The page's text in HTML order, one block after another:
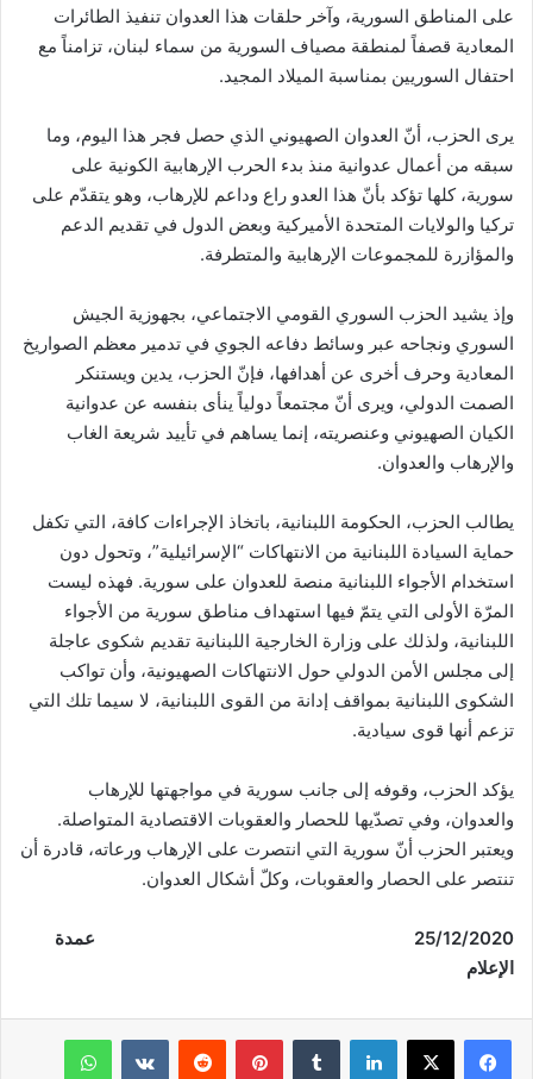
على المناطق السورية، وآخر حلقات هذا العدوان تنفيذ الطائرات
المعادية قصفاً لمنطقة مصياف السورية من سماء لبنان، تزامناً مع
احتفال السوريين بمناسبة الميلاد المجيد.
يرى الحزب، أنّ العدوان الصهيوني الذي حصل فجر هذا اليوم، وما
سبقه من أعمال عدوانية منذ بدء الحرب الإرهابية الكونية على
سورية، كلها تؤكد بأنّ هذا العدو راع وداعم للإرهاب، وهو يتقدّم على
تركيا والولايات المتحدة الأميركية وبعض الدول في تقديم الدعم
والمؤازرة للمجموعات الإرهابية والمتطرفة.
وإذ يشيد الحزب السوري القومي الاجتماعي، بجهوزية الجيش
السوري ونجاحه عبر وسائط دفاعه الجوي في تدمير معظم الصواريخ
المعادية وحرف أخرى عن أهدافها، فإنّ الحزب، يدين ويستنكر
الصمت الدولي، ويرى أنّ مجتمعاً دولياً ينأى بنفسه عن عدوانية
الكيان الصهيوني وعنصريته، إنما يساهم في تأييد شريعة الغاب
والإرهاب والعدوان.
يطالب الحزب، الحكومة اللبنانية، باتخاذ الإجراءات كافة، التي تكفل
حماية السيادة اللبنانية من الانتهاكات “الإسرائيلية”، وتحول دون
استخدام الأجواء اللبنانية منصة للعدوان على سورية. فهذه ليست
المرّة الأولى التي يتمّ فيها استهداف مناطق سورية من الأجواء
اللبنانية، ولذلك على وزارة الخارجية اللبنانية تقديم شكوى عاجلة
إلى مجلس الأمن الدولي حول الانتهاكات الصهيونية، وأن تواكب
الشكوى اللبنانية بمواقف إدانة من القوى اللبنانية، لا سيما تلك التي
تزعم أنها قوى سيادية.
يؤكد الحزب، وقوفه إلى جانب سورية في مواجهتها للإرهاب
والعدوان، وفي تصدّيها للحصار والعقوبات الاقتصادية المتواصلة.
ويعتبر الحزب أنّ سورية التي انتصرت على الإرهاب ورعاته، قادرة أن
تنتصر على الحصار والعقوبات، وكلّ أشكال العدوان.
25/12/2020
عمدة
الإعلام
فيسبوك لينكدإن بينتيريست